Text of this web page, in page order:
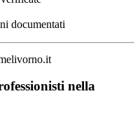
documentati
nella